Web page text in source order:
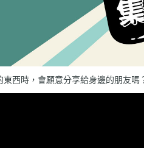
東西時，會願意分享給身邊的朋友